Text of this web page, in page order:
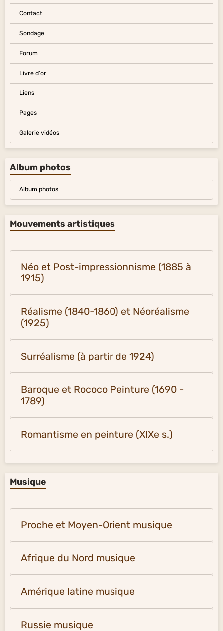
Contact
Sondage
Forum
Livre d'or
Liens
Pages
Galerie vidéos
Album photos
Album photos
Mouvements artistiques
Néo et Post-impressionnisme (1885 à
1915)
Réalisme (1840-1860) et Néoréalisme
(1925)
Surréalisme (à partir de 1924)
Baroque et Rococo Peinture (1690 -
1789)
Romantisme en peinture (XIXe s.)
Musique
Proche et Moyen-Orient musique
Afrique du Nord musique
Amérique latine musique
Russie musique